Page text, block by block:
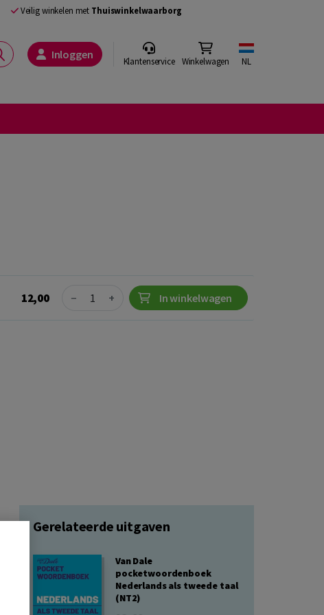
Veilig winkelen met Thuiswinkelwaarborg
Inloggen Klantenservice Winkelwagen NL
12,00 Quantity
− + In winkelwagen
Gerelateerde uitgaven
Van Dale
pocketwoordenboek
Nederlands als tweede taal
(NT2)